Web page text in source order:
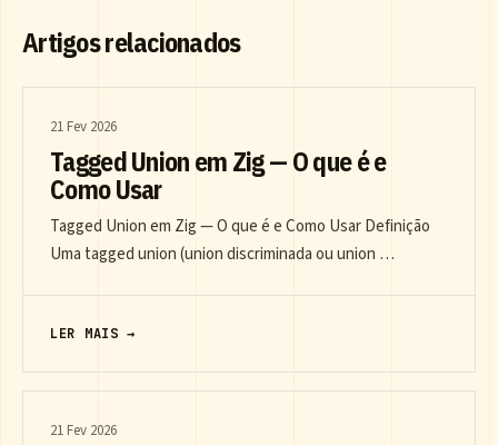
Artigos relacionados
21 Fev 2026
Tagged Union em Zig — O que é e
Como Usar
Tagged Union em Zig — O que é e Como Usar Definição
Uma tagged union (union discriminada ou union …
LER MAIS →
21 Fev 2026